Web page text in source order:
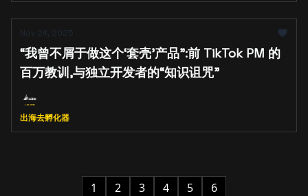
Nov 24, 2025
“我曾不屑于做这个‘套壳’产品”:前 TikTok PM 的
百万教训,与独立开发者的“知识诅咒”
出海去孵化器
1 2 3 4 5 6